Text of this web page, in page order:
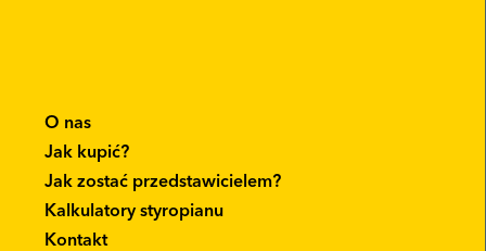
O nas
Jak kupić?
Jak zostać przedstawicielem?
Kalkulatory styropianu
Kontakt